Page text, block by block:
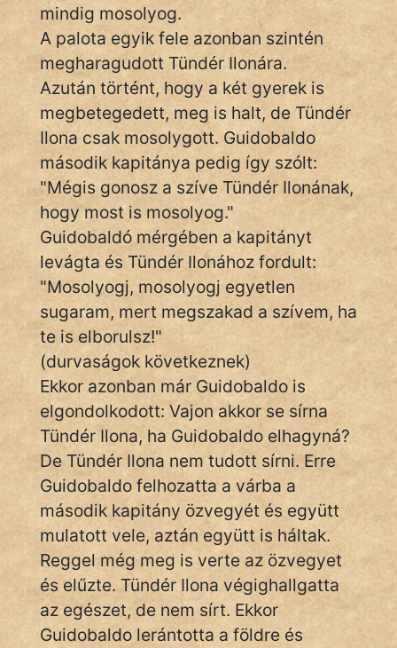
mikkamakka
vörös ördög
nagyöreg
NapHold
Név nélkül
pszichopati
szegény legény
Hoffer Botond
szemfüles
mindig mosolyog.
A palota egyik fele azonban szintén
megharagudott Tündér Ilonára.
Azután történt, hogy a két gyerek is
megbetegedett, meg is halt, de Tündér
Ilona csak mosolygott. Guidobaldo
második kapitánya pedig így szólt:
"Mégis gonosz a szíve Tündér Ilonának,
hogy most is mosolyog."
Guidobaldó mérgében a kapitányt
levágta és Tündér Ilonához fordult:
"Mosolyogj, mosolyogj egyetlen
sugaram, mert megszakad a szívem, ha
te is elborulsz!"
(durvaságok következnek)
Ekkor azonban már Guidobaldo is
elgondolkodott: Vajon akkor se sírna
Tündér Ilona, ha Guidobaldo elhagyná?
De Tündér Ilona nem tudott sírni. Erre
Guidobaldo felhozatta a várba a
második kapitány özvegyét és együtt
mulatott vele, aztán együtt is háltak.
Reggel még meg is verte az özvegyet
és elűzte. Tündér Ilona végighallgatta
az egészet, de nem sírt. Ekkor
Guidobaldo lerántotta a földre és